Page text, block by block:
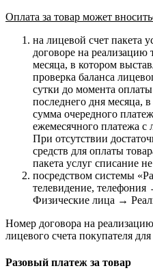
Оплата за товар может
на лицевой счет пакета
договоре на реализацию
месяца, в котором
проверка баланса
сутки до момента оплаты
последнего дня месяца,
сумма очередного
ежемесячного платежа с
При отсутствии
средств для оплаты
пакета услуг списание
посредством системы
телевидение,
Физические лица →
Номер договора на
лицевого счета покупателя
Разовый платеж за товар